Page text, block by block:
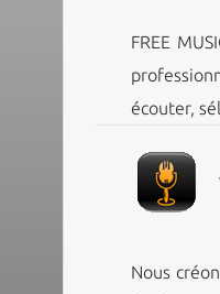
FREE
écouter,
Nous